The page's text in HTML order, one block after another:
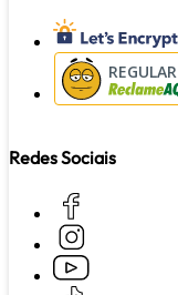
REGULAR
Redes Sociais